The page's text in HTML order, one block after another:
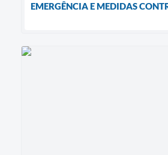
EMERGÊNCIA E MEDIDAS